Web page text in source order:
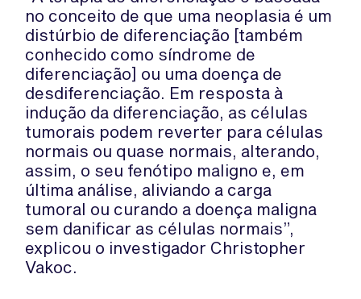
no conceito de que uma neoplasia é um
distúrbio de diferenciação [também
conhecido como síndrome de
diferenciação] ou uma doença de
desdiferenciação. Em resposta à
indução da diferenciação, as células
tumorais podem reverter para células
normais ou quase normais, alterando,
assim, o seu fenótipo maligno e, em
última análise, aliviando a carga
tumoral ou curando a doença maligna
sem danificar as células normais”,
explicou o investigador Christopher
Vakoc.